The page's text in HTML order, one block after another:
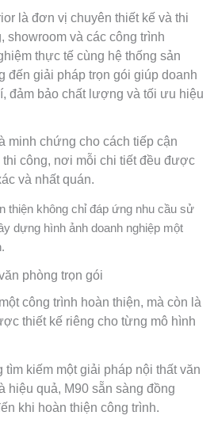
là đơn vị chuyên thiết kế và thi
showroom và các công trình
thực tế cùng hệ thống sản
đến giải pháp trọn gói giúp doanh
đảm bảo chất lượng và tối ưu hiệu
minh chứng cho cách tiếp cận
công, nơi mỗi chi tiết đều được
và nhất quán.
thiện không chỉ đáp ứng nhu cầu sử
dựng hình ảnh doanh nghiệp một
phòng trọn gói
công trình hoàn thiện, mà còn là
thiết kế riêng cho từng mô hình
tìm kiếm một giải pháp nội thất văn
hiệu quả, M90 sẵn sàng đồng
khi hoàn thiện công trình.